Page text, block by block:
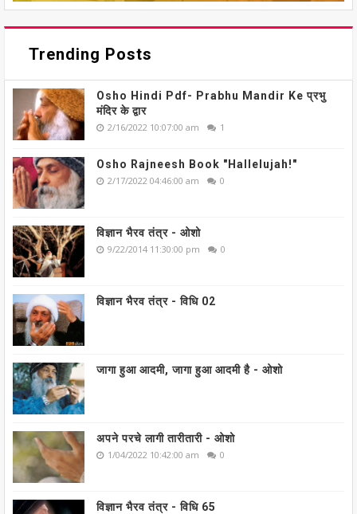
Trending Posts
Osho Hindi Pdf- Prabhu Mandir Ke प्रभु
मंदिर के द्वार
2/16/2022 10:07:00 am 1
Osho Rajneesh Book "Hallelujah!"
2/17/2022 04:46:00 am 0
विज्ञान भैरव तंत्र - ओशो
9/22/2014 11:30:00 pm 0
विज्ञान भैरव तंत्र - विधि 02
जागा हुआ आदमी, जागा हुआ आदमी है - ओशो
अपने परचे लागी तारीतारी - ओशो
1/04/2022 10:42:00 am 0
विज्ञान भैरव तंत्र - विधि 65